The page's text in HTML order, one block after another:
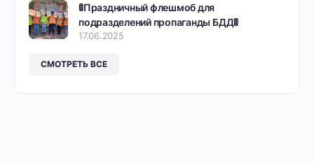
🚦Праздничный флешмоб для
подразделений пропаганды БДД🚦
17.06.2025
СМОТРЕТЬ ВСЕ